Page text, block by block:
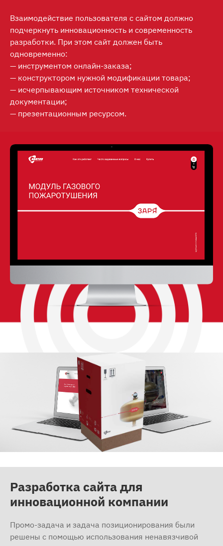
Взаимодействие пользователя с сайтом должно
подчеркнуть инновационность и современность
разработки. При этом сайт должен быть
одновременно:
— инструментом онлайн-заказа;
— конструктором нужной модификации товара;
— исчерпывающим источником технической
документации;
— презентационным ресурсом.
Разработка сайта для
инновационной компании
Промо-задача и задача позиционирования были
решены с помощью использования ненавязчивой